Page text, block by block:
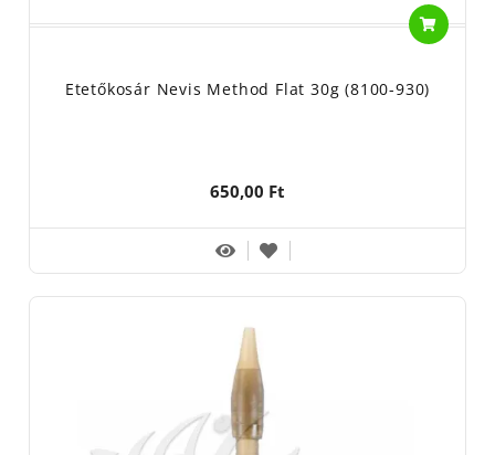
Etetőkosár Nevis Method Flat 30g (8100-930)
650,00 Ft